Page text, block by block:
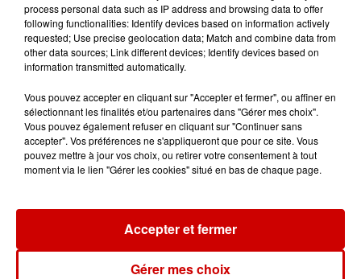
Musée du Sport Automobile au
Mans !
Futuroscope Xperiences !
process personal data such as IP address and browsing data to offer
following functionalities: Identify devices based on information actively
requested; Use precise geolocation data; Match and combine data from
other data sources; Link different devices; Identify devices based on
information transmitted automatically.
Vous pouvez accepter en cliquant sur "Accepter et fermer", ou affiner en
sélectionnant les finalités et/ou partenaires dans "Gérer mes choix".
Vous pouvez également refuser en cliquant sur "Continuer sans
accepter". Vos préférences ne s'appliqueront que pour ce site. Vous
pouvez mettre à jour vos choix, ou retirer votre consentement à tout
moment via le lien "Gérer les cookies" situé en bas de chaque page.
Gérer mes choix
Accepter et fermer